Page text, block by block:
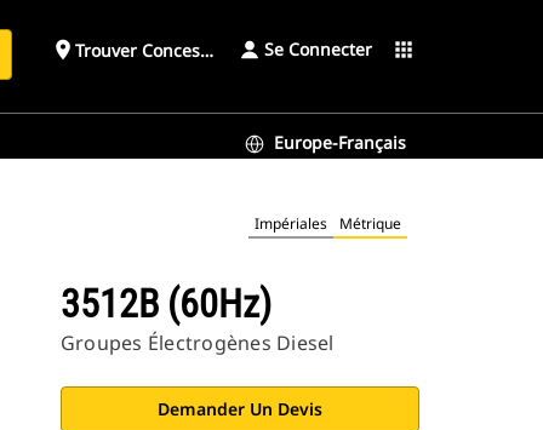
place Trouver ConcessionnaireSe Connecter apps
Europe-Français
Impériales Métrique
3512B (60Hz)
Groupes Électrogènes Diesel
Demander Un Devis